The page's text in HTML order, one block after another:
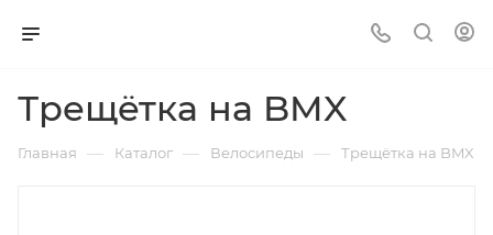
Трещётка на BMX
Главная — Каталог — Велосипеды — Трещётка на BMX